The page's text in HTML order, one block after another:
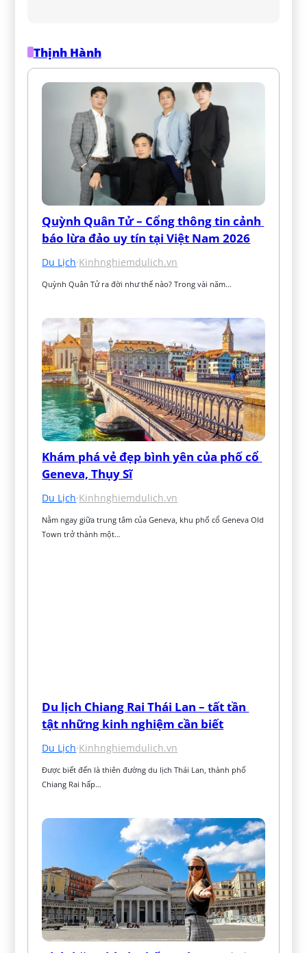
Thịnh Hành
Quỳnh Quân Tử – Cổng thông tin cảnh
báo lừa đảo uy tín tại Việt Nam 2026
Du Lịch·Kinhnghiemdulich.vn
Quỳnh Quân Tử ra đời như thế nào? Trong vài năm…
Khám phá vẻ đẹp bình yên của phố cổ
Geneva, Thụy Sĩ
Du Lịch·Kinhnghiemdulich.vn
Nằm ngay giữa trung tâm của Geneva, khu phố cổ Geneva Old
Town trở thành một…
Du lịch Chiang Rai Thái Lan – tất tần
tật những kinh nghiệm cần biết
Du Lịch·Kinhnghiemdulich.vn
Được biết đến là thiên đường du lịch Thái Lan, thành phố
Chiang Rai hấp…